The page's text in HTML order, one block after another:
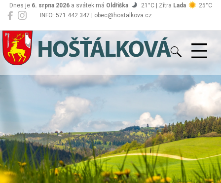
INFO: 571 442 347 | obec@hostalkova.cz
Dnes je 6. srpna 2026a svátek má Oldřiška 21°C | Zítra Lada 25°C
Hošťálková